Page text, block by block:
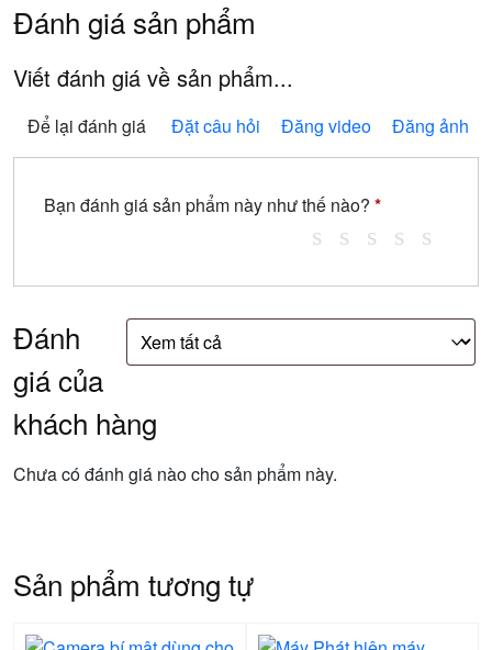
Đánh giá sản phẩm
Viết đánh giá về sản phẩm...
Để lại đánh giá Đặt câu hỏi Đăng video Đăng ảnh
Bạn đánh giá sản phẩm này như thế nào? *
Đánh
giá của
khách hàng
Chưa có đánh giá nào cho sản phẩm này.
Sản phẩm tương tự